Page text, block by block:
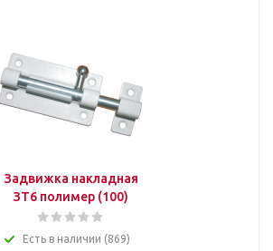
Задвижка накладная
ЗТ6 полимер (100)
Есть в наличии (869)